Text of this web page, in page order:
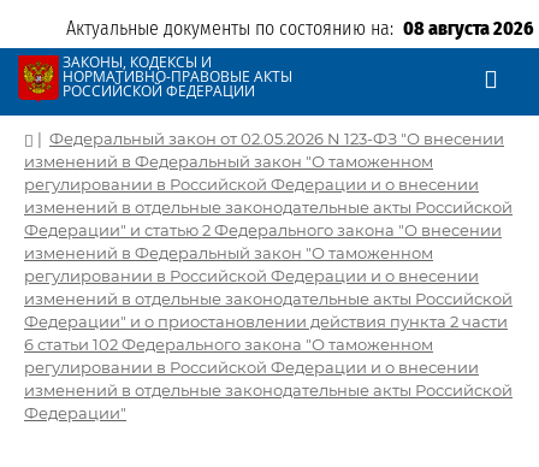
Актуальные документы по состоянию на: 08 августа 2026
ЗАКОНЫ, КОДЕКСЫ И
НОРМАТИВНО-ПРАВОВЫЕ АКТЫ
РОССИЙСКОЙ ФЕДЕРАЦИИ
| Федеральный закон от 02.05.2026 N 123-ФЗ "О внесении
изменений в Федеральный закон "О таможенном
регулировании в Российской Федерации и о внесении
изменений в отдельные законодательные акты Российской
Федерации" и статью 2 Федерального закона "О внесении
изменений в Федеральный закон "О таможенном
регулировании в Российской Федерации и о внесении
изменений в отдельные законодательные акты Российской
Федерации" и о приостановлении действия пункта 2 части
6 статьи 102 Федерального закона "О таможенном
регулировании в Российской Федерации и о внесении
изменений в отдельные законодательные акты Российской
Федерации"